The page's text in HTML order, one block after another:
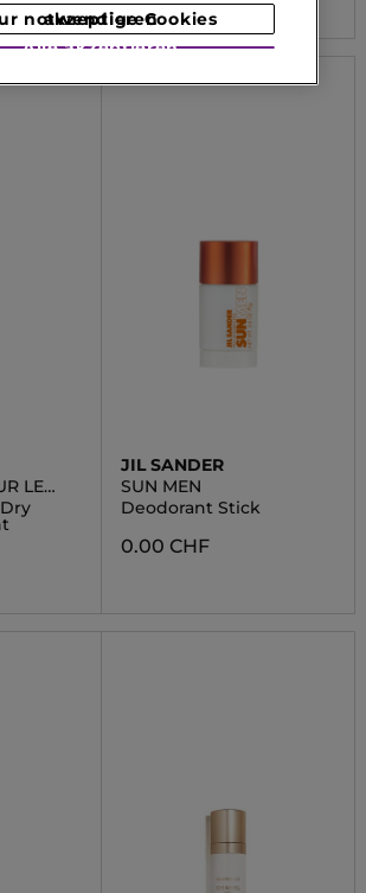
LE
JIL SANDER
SUN MEN
Deodorant Stick
0.00 CHF
Nur notwendige Cookies akzeptieren
Alle akzeptieren